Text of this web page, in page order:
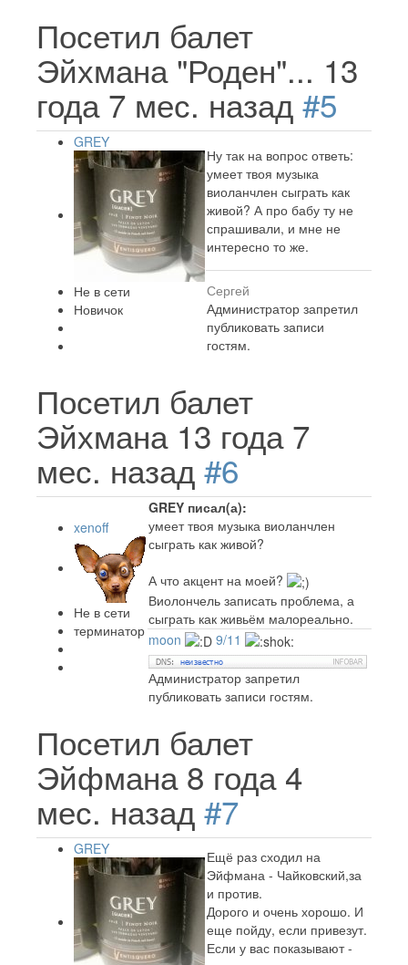
Посетил балет
Эйхмана "Роден"... 13
года 7 мес. назад #5
GREY
Не в сети
Новичок
Ну так на вопрос ответь:
умеет твоя музыка
виоланчлен сыграть как
живой? А про бабу ту не
спрашивали, и мне не
интересно то же.
Сергей
Администратор запретил
публиковать записи
гостям.
Посетил балет
Эйхмана 13 года 7
мес. назад #6
xenoff
Не в сети
терминатор
GREY писал(а):
умеет твоя музыка виоланчлен
сыграть как живой?
А что акцент на моей?
Виолончель записать проблема, а
сыграть как живьём малореально.
moon
9/11
Администратор запретил
публиковать записи гостям.
Посетил балет
Эйфмана 8 года 4
мес. назад #7
GREY
Ещё раз сходил на
Эйфмана - Чайковский,за
и против.
Дорого и очень хорошо. И
еще пойду, если привезут.
Если у вас показывают -